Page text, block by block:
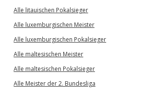
Alle litauischen Pokalsieger
Alle luxemburgischen Meister
Alle luxemburgischen Pokalsieger
Alle maltesischen Meister
Alle maltesischen Pokalsieger
Alle Meister der 2. Bundesliga